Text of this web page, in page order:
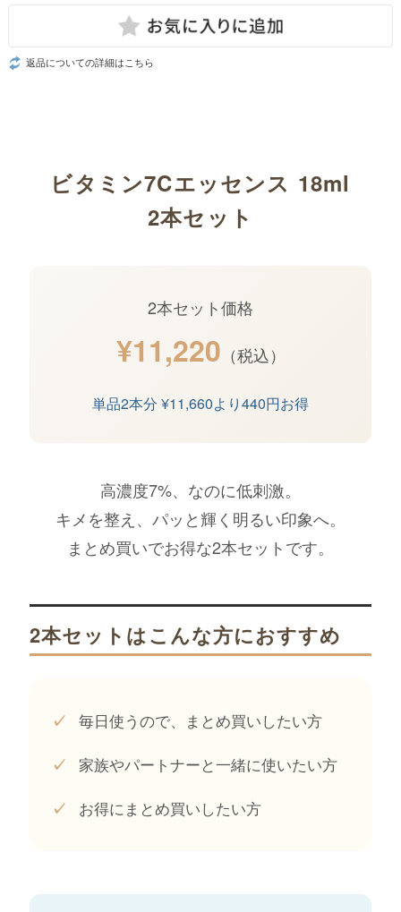
返品についての詳細はこちら
ビタミン7Cエッセンス 18ml
2本セット
2本セット価格
¥11,220 （税込）
単品2本分 ¥11,660より440円お得
高濃度7%、なのに低刺激。
キメを整え、パッと輝く明るい印象へ。
まとめ買いでお得な2本セットです。
2本セットはこんな方におすすめ
✓ 毎日使うので、まとめ買いしたい方
✓ 家族やパートナーと一緒に使いたい方
✓ お得にまとめ買いしたい方